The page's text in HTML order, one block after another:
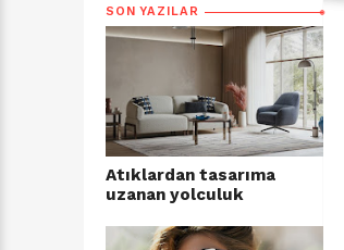
SON YAZILAR
Atıklardan tasarıma
uzanan yolculuk